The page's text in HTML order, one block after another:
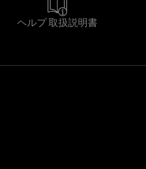
ヘルプ 取扱説明書